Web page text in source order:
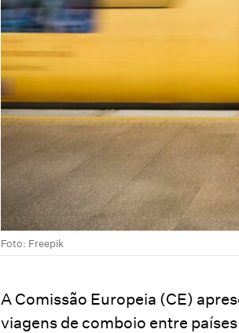
Foto: Freepik
A Comissão Europeia (CE)
viagens de comboio entre